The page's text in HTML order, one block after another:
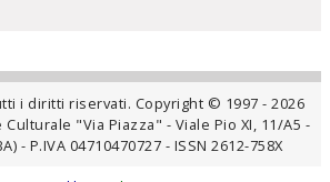
i diritti riservati. Copyright © 1997 - 2026
"Via Piazza" - Viale Pio XI, 11/A5 -
- P.IVA 04710470727 - ISSN 2612-758X